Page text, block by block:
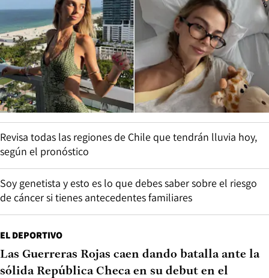
Revisa todas las regiones de Chile que tendrán lluvia hoy,
según el pronóstico
Soy genetista y esto es lo que debes saber sobre el riesgo
de cáncer si tienes antecedentes familiares
EL DEPORTIVO
Las Guerreras Rojas caen dando batalla ante la
sólida República Checa en su debut en el